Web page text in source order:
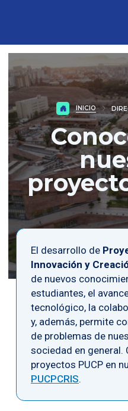
INICIO
El desarrollo de
Innovación y
de nuevos
estudiantes, el
tecnológico, la
y, además, permite
de problemas de
sociedad en general.
proyectos PUCP en
PUCPCRIS.